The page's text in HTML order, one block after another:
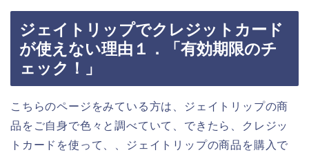
ジェイトリップでクレジットカード
が使えない理由１．「有効期限のチ
ェック！」
こちらのページをみている方は、ジェイトリップの商
品をご自身で色々と調べていて、できたら、クレジッ
トカードを使って、、ジェイトリップの商品を購入で